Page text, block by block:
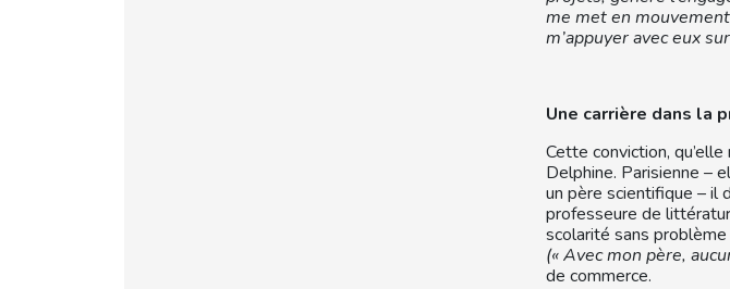
me met en mouvement
m’appuyer avec eux
Une carrière dans la
Cette conviction,
Delphine. Parisienne –
un père scientifique – il
professeure de
scolarité sans
(« Avec mon père,
de commerce.